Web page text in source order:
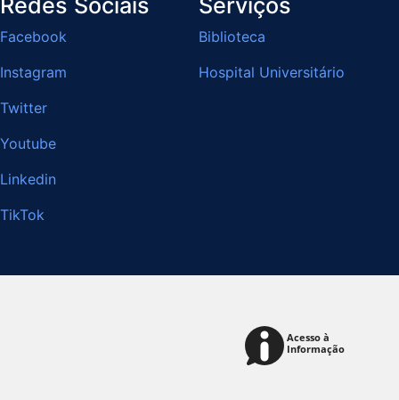
Redes Sociais
Facebook
Instagram
Twitter
Youtube
Linkedin
TikTok
Serviços
Biblioteca
Hospital Universitário